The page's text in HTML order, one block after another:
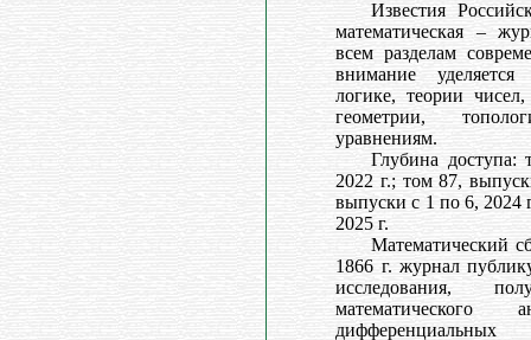
Известия
математическая –
всем разделам
внимание уделяется
логике, теории чисел,
геометрии,
уравнениям.
Глубина
2022 г.; том 87,
выпуски с 1 по 6, 2024
2025 г.
Математический
1866 г. журнал
исследования,
математического